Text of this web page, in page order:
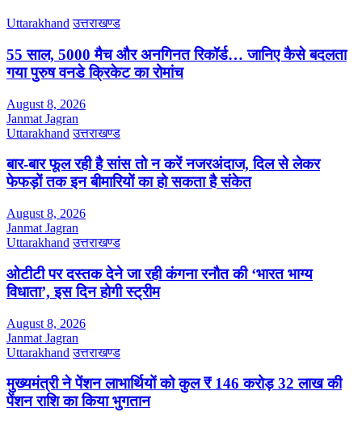
Uttarakhand उत्तराखण्ड
55 साल, 5000 मैच और अनगिनत रिकॉर्ड… जानिए कैसे बदलता
गया पुरुष वनडे क्रिकेट का रोमांच
August 8, 2026
Janmat Jagran
Uttarakhand उत्तराखण्ड
बार-बार फूल रही है सांस तो न करें नजरअंदाज, दिल से लेकर
फेफड़ों तक इन बीमारियों का हो सकता है संकेत
August 8, 2026
Janmat Jagran
Uttarakhand उत्तराखण्ड
ओटीटी पर दस्तक देने जा रही कंगना रनौत की ‘भारत भाग्य
विधाता’, इस दिन होगी स्ट्रीम
August 8, 2026
Janmat Jagran
Uttarakhand उत्तराखण्ड
मुख्यमंत्री ने पेंशन लाभार्थियों को कुल ₹ 146 करोड़ 32 लाख की
पेंशन राशि का किया भुगतान